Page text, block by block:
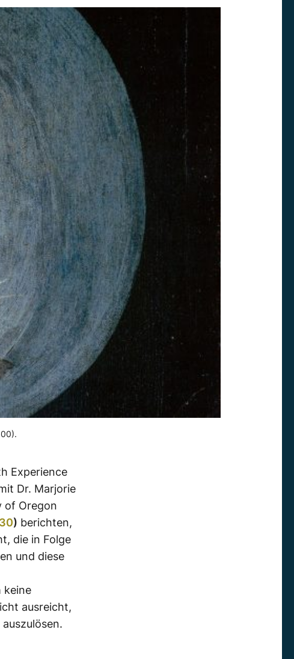
Experience
Dr. Marjorie
of Oregon
) berichten,
die in Folge
und diese
keine
ausreicht,
auszulösen.